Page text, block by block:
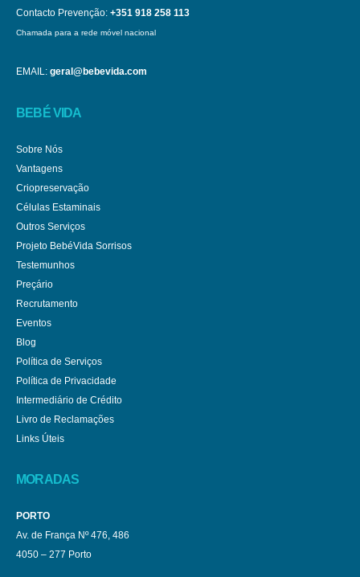
Contacto Prevenção: +351 918 258 113
Chamada para a rede móvel nacional
EMAIL: geral@bebevida.com
BEBÉ VIDA
Sobre Nós
Vantagens
Criopreservação
Células Estaminais
Outros Serviços
Projeto BebéVida Sorrisos
Testemunhos
Preçário
Recrutamento
Eventos
Blog
Política de Serviços
Política de Privacidade
Intermediário de Crédito
Livro de Reclamações
Links Úteis
MORADAS
PORTO
Av. de França Nº 476, 486
4050 – 277 Porto